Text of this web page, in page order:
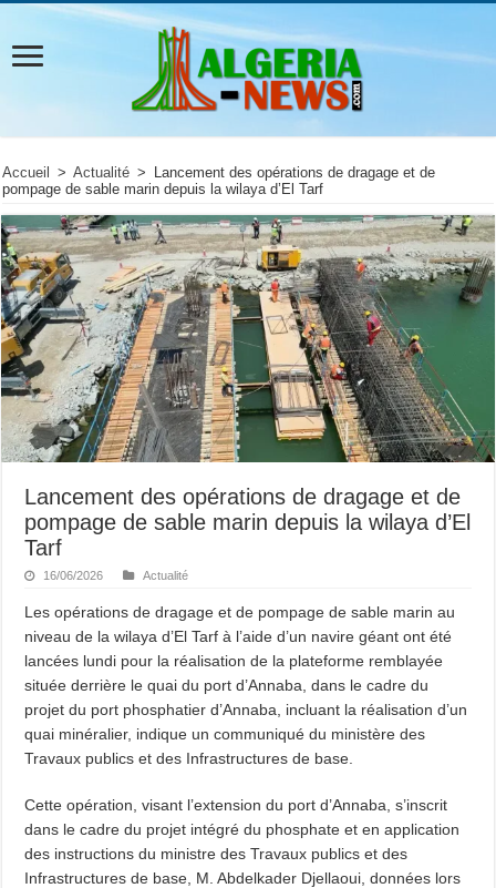
Accueil > Actualité >
Lancement des opérations de dragage et de
pompage de sable marin depuis la wilaya d’El Tarf
Lancement des opérations de dragage et de
pompage de sable marin depuis la wilaya d’El
Tarf
16/06/2026 Actualité
Les opérations de dragage et de pompage de sable marin au
niveau de la wilaya d’El Tarf à l’aide d’un navire géant ont été
lancées lundi pour la réalisation de la plateforme remblayée
située derrière le quai du port d’Annaba, dans le cadre du
projet du port phosphatier d’Annaba, incluant la réalisation d’un
quai minéralier, indique un communiqué du ministère des
Travaux publics et des Infrastructures de base.
Cette opération, visant l’extension du port d’Annaba, s’inscrit
dans le cadre du projet intégré du phosphate et en application
des instructions du ministre des Travaux publics et des
Infrastructures de base, M. Abdelkader Djellaoui, données lors